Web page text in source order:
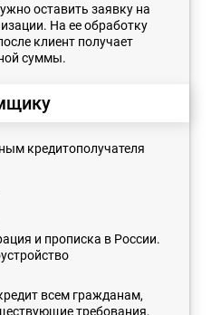
оставить заявку на
На ее обработку
клиент получает
суммы.
кредитополучателя
и прописка в России.
всем гражданам,
требования,